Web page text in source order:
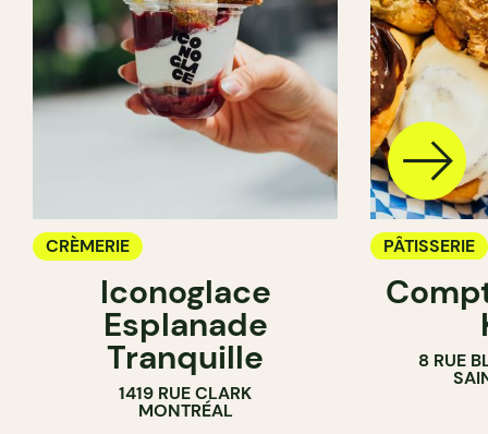
CRÈMERIE
Iconoglace
Esplanade
Tranquille
1419 RUE CLARK
MONTRÉAL
PÂTISSERIE
CRÈMERIE
8 RUE